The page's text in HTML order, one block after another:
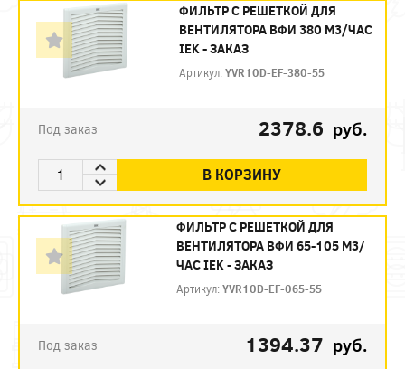
ФИЛЬТР C РЕШЕТКОЙ ДЛЯ
ВЕНТИЛЯТОРА ВФИ 380 М3/ЧАС
IEK - ЗАКАЗ
Артикул:YVR10D-EF-380-55
Под заказ 2378.6 руб.
В КОРЗИНУ
ФИЛЬТР C РЕШЕТКОЙ ДЛЯ
ВЕНТИЛЯТОРА ВФИ 65-105 М3/
ЧАС IEK - ЗАКАЗ
Артикул:YVR10D-EF-065-55
Под заказ 1394.37 руб.